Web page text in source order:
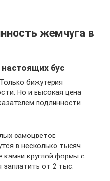
жемчуга в
бус
бижутерия
Но и высокая цена
подлинности
самоцветов
в несколько тысяч
камни круглой формы с
от 2 тыс.